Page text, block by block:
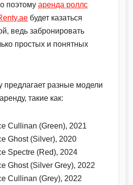
поэтому аренда роллс
будет казаться
ведь забронировать
простых и понятных
предлагает разные модели
такие как:
Cullinan (Green), 2021
Ghost (Silver), 2020
Spectre (Red), 2024
Ghost (Silver Grey), 2022
Cullinan (Grey), 2022